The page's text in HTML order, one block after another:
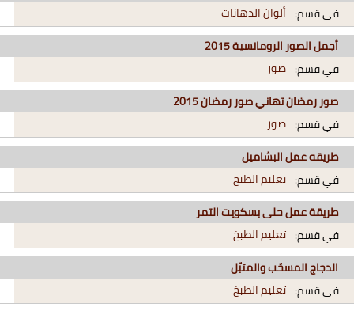
في قسم: ألوان الدهانات
أجمل الصور الرومانسية 2015
في قسم: صور
صور رمضان تهاني صور رمضان 2015
في قسم: صور
طريقه عمل البشاميل
في قسم: تعليم الطبخ
طريقة عمل حلى بسكويت التمر
في قسم: تعليم الطبخ
الدجاج المسحّب والمتبّل
في قسم: تعليم الطبخ